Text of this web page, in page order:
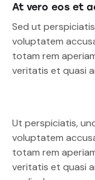
At vero eos et
Sed ut
voluptatem
totam rem
veritatis et quasi
Ut perspiciatis,
voluptatem
totam rem
veritatis et quasi